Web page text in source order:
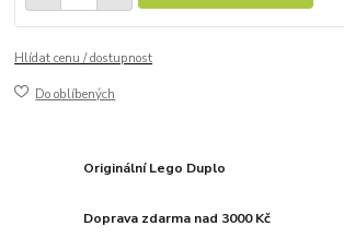
Hlídat cenu / dostupnost
Do oblíbených
Originální Lego Duplo
Doprava zdarma nad 3000 Kč